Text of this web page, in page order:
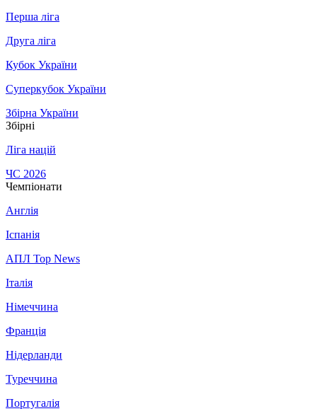
Перша ліга
Друга ліга
Кубок України
Суперкубок України
Збірна України
Збірні
Ліга націй
ЧС 2026
Чемпіонати
Англія
Іспанія
АПЛ Top News
Італія
Німеччина
Франція
Нідерланди
Туреччина
Португалія